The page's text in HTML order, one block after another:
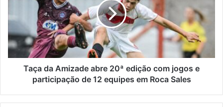
20ª
com
jogos
e
participação
Taça da Amizade abre 20ª edição com jogos e
participação de 12 equipes em Roca Sales